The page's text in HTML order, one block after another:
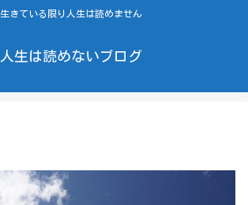
生きている限り人生は読めません
人生は読めないブログ